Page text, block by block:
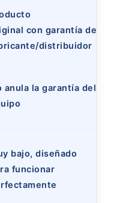
con garantía del
distribuidor
anula la garantía del
bajo, diseñado
funcionar